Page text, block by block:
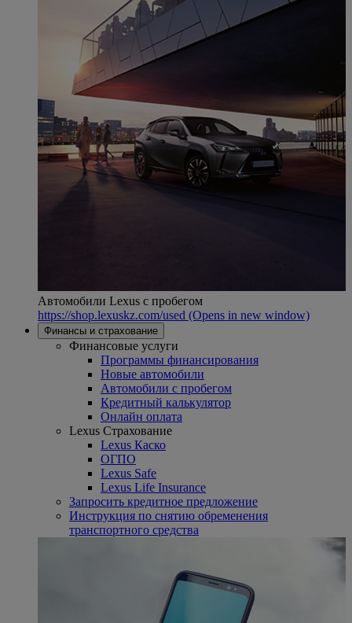
Автомобили Lexus с пробегом
https://shop.lexuskz.com/used (Opens in new window)
Финансы и страхование
Финансовые услуги
Программы финансирования
Новые автомобили
Автомобили с пробегом
Кредитный калькулятор
Онлайн оплата
Lexus Страхование
Lexus Каско
ОГПО
Lexus Safe
Lexus Life Insurance
Запросить кредитное предложение
Инструкция по снятию обременения
транспортного средства